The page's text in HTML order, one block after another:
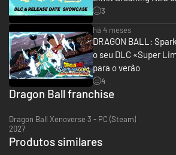
RIVAIS QUE DÃO FORÇA
3
há 4 meses
DRAGON BALL:
o seu DLC «Super
para o verão
4
Dragon Ball franchise
Dragon Ball Xenoverse 3 - PC (Steam)
2027
Produtos similares